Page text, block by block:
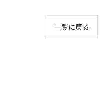
一覧に戻る